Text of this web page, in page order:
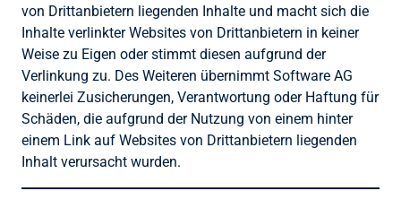
von Drittanbietern liegenden Inhalte und macht sich die
Inhalte verlinkter Websites von Drittanbietern in keiner
Weise zu Eigen oder stimmt diesen aufgrund der
Verlinkung zu. Des Weiteren übernimmt Software AG
keinerlei Zusicherungen, Verantwortung oder Haftung für
Schäden, die aufgrund der Nutzung von einem hinter
einem Link auf Websites von Drittanbietern liegenden
Inhalt verursacht wurden.